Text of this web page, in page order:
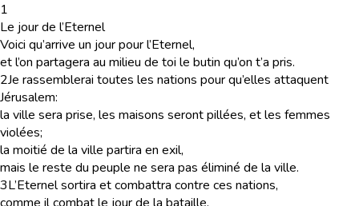
1
Le jour de l’Eternel
Voici qu’arrive un jour pour l’Eternel,
et l’on partagera au milieu de toi le butin qu’on t’a pris.
2Je rassemblerai toutes les nations pour qu’elles attaquent
Jérusalem:
la ville sera prise, les maisons seront pillées, et les femmes
violées;
la moitié de la ville partira en exil,
mais le reste du peuple ne sera pas éliminé de la ville.
3L’Eternel sortira et combattra contre ces nations,